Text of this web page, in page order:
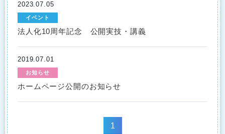
2023.07.05
イベント
法人化10周年記念 公開実技・講義
2019.07.01
お知らせ
ホームページ公開のお知らせ
1